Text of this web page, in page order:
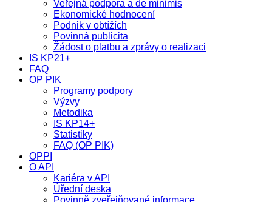
Veřejná podpora a de minimis
Ekonomické hodnocení
Podnik v obtížích
Povinná publicita
Žádost o platbu a zprávy o realizaci
IS KP21+
FAQ
OP PIK
Programy podpory
Výzvy
Metodika
IS KP14+
Statistiky
FAQ (OP PIK)
OPPI
O API
Kariéra v API
Úřední deska
Povinně zveřejňované informace